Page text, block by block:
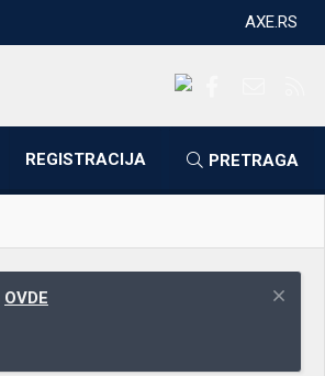
AXE.RS
REGISTRACIJA PRETRAGA
OVDE